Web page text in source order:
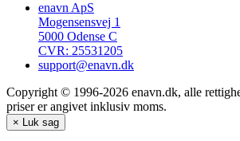
enavn ApS
Mogensensvej 1
5000 Odense C
CVR: 25531205
support@enavn.dk
Copyright © 1996-2026 enavn.dk, alle
priser er angivet inklusiv moms.
× Luk sag